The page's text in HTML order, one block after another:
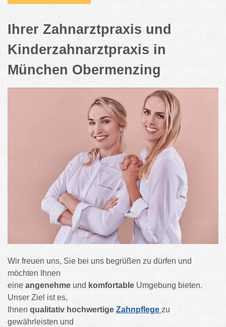
Ihrer Zahnarztpraxis und
Kinderzahnarztpraxis in
München Obermenzing
Wir freuen uns, Sie bei uns begrüßen zu dürfen und
möchten Ihnen
eine angenehme und komfortable Umgebung bieten.
Unser Ziel ist es,
Ihnen qualitativ hochwertige Zahnpflege zu
gewährleisten und